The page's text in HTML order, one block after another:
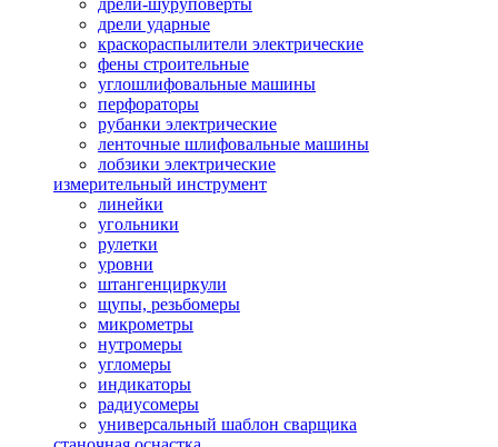
дрели-шуруповерты
дрели ударные
краскораспылители электрические
фены строительные
углошлифовальные машины
перфораторы
рубанки электрические
ленточные шлифовальные машины
лобзики электрические
измерительный инструмент
линейки
угольники
рулетки
уровни
штангенциркули
щупы, резьбомеры
микрометры
нутромеры
угломеры
индикаторы
радиусомеры
универсальный шаблон сварщика